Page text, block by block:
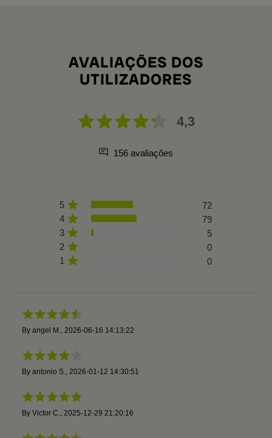
AVALIAÇÕES DOS
UTILIZADORES
4,3
156 avaliações
5
72
4
79
3
5
2
0
1
0
By angel M. 2026-06-16 14:13:22
By antonio S. 2026-01-12 14:30:51
By Victor C. 2025-12-29 21:20:16